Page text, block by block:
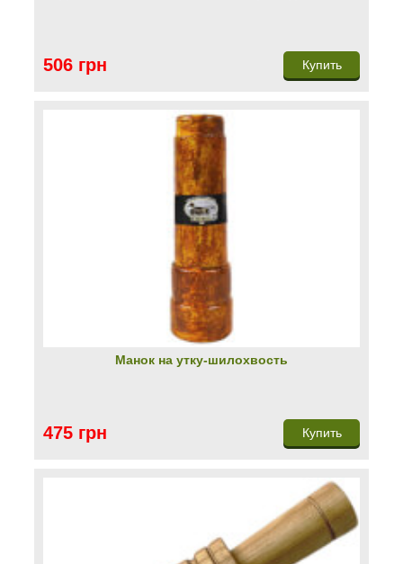
506 грн Купить
Манок на утку-шилохвость
475 грн Купить